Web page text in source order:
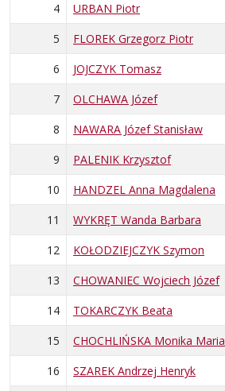
4
URBAN Piotr
5
FLOREK Grzegorz Piotr
6
JOJCZYK Tomasz
7
OLCHAWA Józef
8
NAWARA Józef Stanisław
9
PALENIK Krzysztof
10
HANDZEL Anna Magdalena
11
WYKRĘT Wanda Barbara
12
KOŁODZIEJCZYK Szymon
13
CHOWANIEC Wojciech Józef
14
TOKARCZYK Beata
15
CHOCHLIŃSKA Monika Maria
16
SZAREK Andrzej Henryk